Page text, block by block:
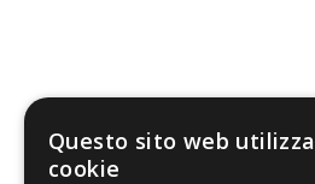
Questo sito web utilizza
cookie